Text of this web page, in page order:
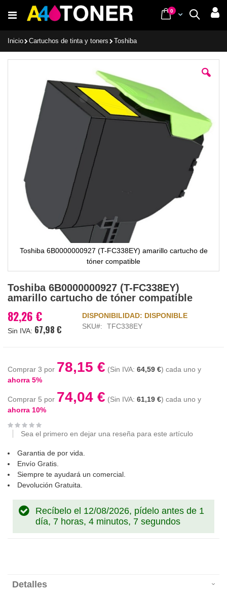
al
Buscar
Cart
0items
Inicio Cartuchos de tinta y toners Toshiba
imágenes
Toshiba 6B0000000927 (T-FC338EY) amarillo cartucho de
tóner compatible
al
comienzo
la
galería
Toshiba 6B0000000927 (T-FC338EY)
amarillo cartucho de tóner compatible
82,26 €
67,98 €
DISPONIBILIDAD: DISPONIBLE
SKU
TFC338EY
Comprar 3 por 78,15 € 64,59 € cada uno y
ahorra 5%
Comprar 5 por 74,04 € 61,19 € cada uno y
ahorra 10%
Sea el primero en dejar una reseña para este artículo
Garantia de por vida.
Envío Gratis.
Siempre te ayudará un comercial.
Devolución Gratuita.
Recíbelo el 12/08/2026, pídelo antes de 1
día, 7 horas, 4 minutos, 7 segundos
Detalles